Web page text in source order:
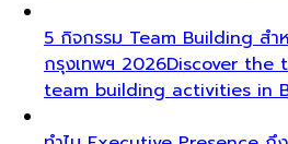
5 กิจกรรม Team Building สำ
กรุงเทพฯ 2026Discover the
team building activities in